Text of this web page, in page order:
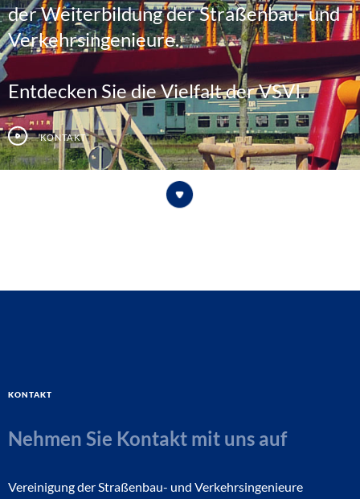
der Weiterbildung der Straßenbau- und
Verkehrsingenieure.
Entdecken Sie die Vielfalt der VSVI.
Kontakt
Kontakt
Nehmen Sie Kontakt mit uns auf
Vereinigung der Straßenbau- und Verkehrsingenieure